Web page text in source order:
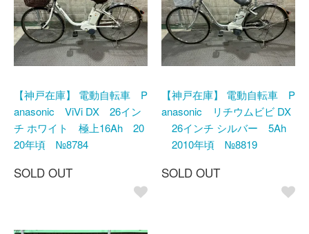
【神戸在庫】 電動自転車 P
anasonic ViVi DX 26イン
チ ホワイト 極上16Ah 20
20年頃 №8784
SOLD OUT
【神戸在庫】 電動自転車 P
anasonic リチウムビビ DX
26インチ シルバー 5Ah
2010年頃 №8819
SOLD OUT